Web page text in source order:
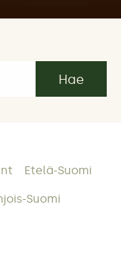
Etelä-Suomi
Suomi